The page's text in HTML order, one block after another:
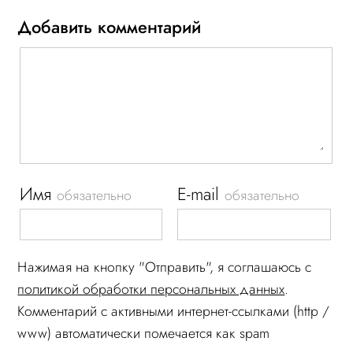
Добавить комментарий
Имяобязательно E-mailобязательно
Нажимая на кнопку "Отправить", я соглашаюсь c
политикой обработки персональных данных.
Комментарий c активными интернет-ссылками (http /
www) автоматически помечается как spam